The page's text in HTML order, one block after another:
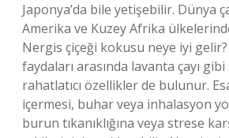
Japonya’da bile yetişebilir. Dünya
Amerika ve Kuzey Afrika
Nergis çiçeği kokusu neye iyi
faydaları arasında lavanta çayı
rahatlatıcı özellikler de bulunur.
içermesi, buhar veya inhalasyon
burun tıkanıklığına veya strese